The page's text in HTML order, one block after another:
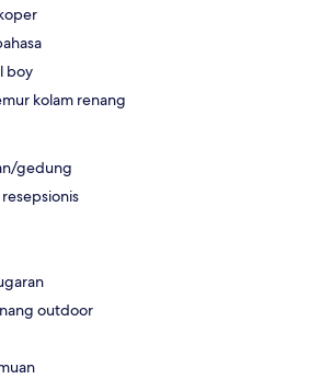
boy
kolam renang
gedung
outdoor